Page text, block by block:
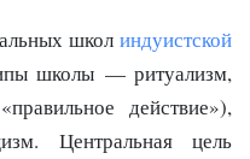
школ индуистской
школы — ритуализм,
действие»),
Центральная цель